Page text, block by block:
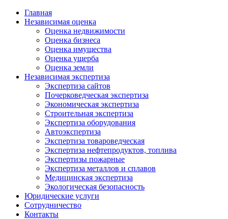
Главная
Независимая оценка
Оценка недвижимости
Оценка бизнеса
Оценка имущества
Оценка ущерба
Оценка земли
Независимая экспертиза
Экспертиза сайтов
Почерковедческая экспертиза
Экономическая экспертиза
Строительная экспертиза
Экспертиза оборудования
Автоэкспертиза
Экспертиза товароведческая
Экспертиза нефтепродуктов, топлива
Экспертизы пожарные
Экспертиза металлов и сплавов
Медицинская экспертиза
Экологическая безопасность
Юридические услуги
Сотрудничество
Контакты